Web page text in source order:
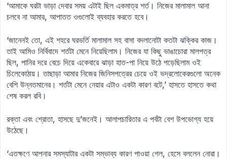
‘আমাকে ঘরটা ভাড়া দেবার সময় এটাই ছিল একমাত্র শর্ত। নিজের মালামাল আনা
চলবে না আমার, আপাতত ওগুলোই ব্যবহার করতে হবে।
‘জানেনই তো, এই শহরে ঘরভর্তি মালামাল সহ বাসা বদলানোটা কতটা ঝক্কির কাজ।
তাই আমিও নির্বিবাদে শর্তটা মেনে নিয়েছিলাম। নিজের যা কিছু ভাঙাচোরা মালপত্র
ছিল, পানির দরে বেচে দিয়ে একেবারে ঝাড়া হাত-পা নিয়ে উঠে পড়েছিলাম ওই
চিলেকোঠায়। তাছাড়া আমার নিজের জিনিসপত্রের চেয়ে ওই ভদ্রলোকেরগুলো অনেক
বেশি উন্নতমানের। শর্তটা মেনে নেয়ার এটাও একটা কারণ বটে,’ হাসতে হাসতে কথা
শেষ করল রবি।
রক্তা এবং শ্রোতা, হাসছে দু’জনেই। আলাপচারিতার এ পর্বটা বেশ উপভোগ্য হয়ে
উঠেছে।
‘এতক্ষণে আপনার সমস্যাটার একটা সম্ভাব্য কারণ পাওয়া গেল, হেসে বললেন নোরা।